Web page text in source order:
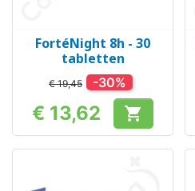
FortéNight 8h - 30
tabletten
€ 19,45 -30%
Prijs
€ 13,62 